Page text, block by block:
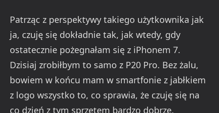
Patrząc z perspektywy takiego użytkownika jak
ja, czuję się dokładnie tak, jak wtedy, gdy
ostatecznie pożegnałam się z iPhonem 7.
Dzisiaj zrobiłbym to samo z P20 Pro. Bez żalu,
bowiem w końcu mam w smartfonie z jabłkiem
z logo wszystko to, co sprawia, że czuję się na
co dzień z tym sprzętem bardzo dobrze.